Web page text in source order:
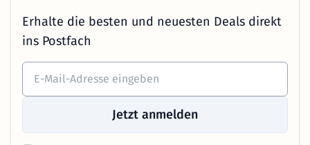
Erhalte die besten und neuesten Deals direkt
ins Postfach
Jetzt anmelden